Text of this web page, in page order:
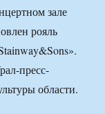
зале
рояль
пресс-
области.